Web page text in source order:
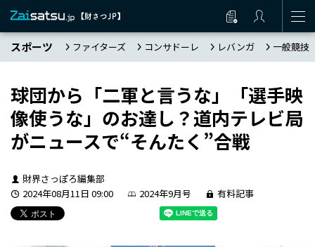
スポーツ ファイターズ コンサドーレ レバンガ 一般競技
球団から「二軍と言うな」「選手映
像使うな」のお達し？道内テレビ局
がニュースで“そんたく”合戦
財界さっぽろ編集部
2024年08月11日 09:00
2024年9月号 有料記事